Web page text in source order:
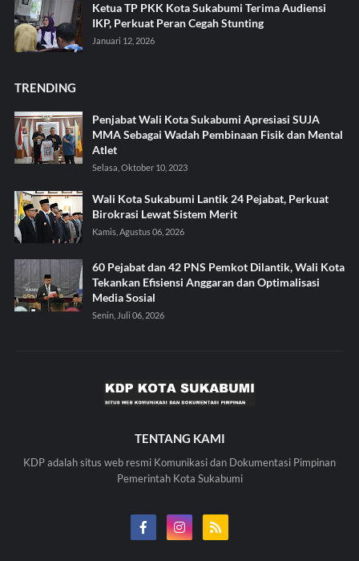
Ketua TP PKK Kota Sukabumi Terima Audiensi
IKP, Perkuat Peran Cegah Stunting
Januari 12, 2026
TRENDING
Penjabat Wali Kota Sukabumi Apresiasi SUJA
MMA Sebagai Wadah Pembinaan Fisik dan Mental
Atlet
Selasa, Oktober 10, 2023
Wali Kota Sukabumi Lantik 24 Pejabat, Perkuat
Birokrasi Lewat Sistem Merit
Kamis, Agustus 06, 2026
60 Pejabat dan 42 PNS Pemkot Dilantik, Wali Kota
Tekankan Efisiensi Anggaran dan Optimalisasi
Media Sosial
Senin, Juli 06, 2026
TENTANG KAMI
KDP adalah situs web resmi Komunikasi dan Dokumentasi Pimpinan
Pemerintah Kota Sukabumi